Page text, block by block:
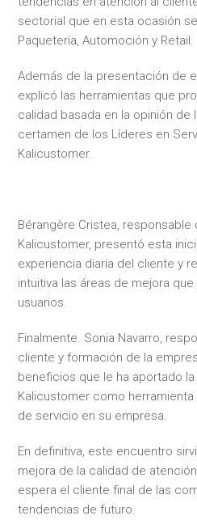
sectorial que en esta ocasión
Paquetería, Automoción y Retail.
Además de la presentación de
explicó las herramientas que
calidad basada en la opinión
certamen de los Líderes en
Kalicustomer.
Bérangère Cristea,
Kalicustomer, presentó esta
experiencia diaria del cliente y
intuitiva las áreas de mejora
usuarios.
Finalmente. Sonia Navarro,
cliente y formación de la
beneficios que le ha aportado
Kalicustomer como
de servicio en su empresa.
En definitiva, este encuentro
mejora de la calidad de
espera el cliente final de las
tendencias de futuro.